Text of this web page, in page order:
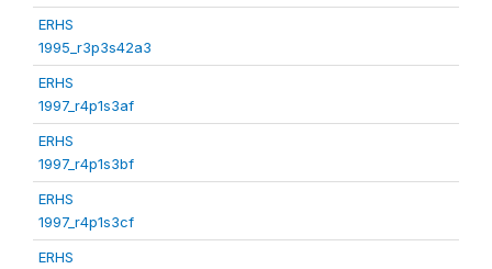
ERHS
1995_r3p3s42a3
ERHS
1997_r4p1s3af
ERHS
1997_r4p1s3bf
ERHS
1997_r4p1s3cf
ERHS